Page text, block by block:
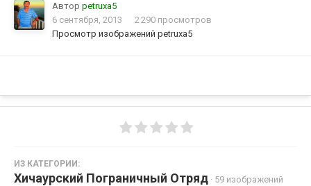
Автор petruxa5
6 сентября, 2013
2 290 просмотров
Просмотр изображений petruxa5
ИЗ КАТЕГОРИИ:
Хичаурский Пограничный Отряд · 59 изображений